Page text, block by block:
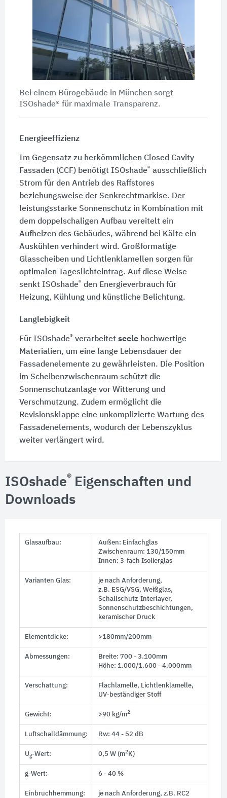
Bei einem Bürogebäude in München sorgt
ISOshade® für maximale Transparenz.
Energieeffizienz
Im Gegensatz zu herkömmlichen Closed Cavity
Fassaden (CCF) benötigt ISOshade® ausschließlich
Strom für den Antrieb des Raffstores
beziehungsweise der Senkrechtmarkise. Der
leistungsstarke Sonnenschutz in Kombination mit
dem doppelschaligen Aufbau vereitelt ein
Aufheizen des Gebäudes, während bei Kälte ein
Auskühlen verhindert wird. Großformatige
Glasscheiben und Lichtlenklamellen sorgen für
optimalen Tageslichteintrag. Auf diese Weise
senkt ISOshade® den Energieverbrauch für
Heizung, Kühlung und künstliche Belichtung.
Langlebigkeit
Für ISOshade® verarbeitet seelehochwertige
Materialien, um eine lange Lebensdauer der
Fassadenelemente zu gewährleisten. Die Position
im Scheibenzwischenraum schützt die
Sonnenschutzanlage vor Witterung und
Verschmutzung. Zudem ermöglicht die
Revisionsklappe eine unkomplizierte Wartung des
Fassadenelements, wodurch der Lebenszyklus
weiter verlängert wird.
ISOshade® Eigenschaften und
Downloads
Glasaufbau:
Außen: Einfachglas
Zwischenraum: 130/150mm
Innen: 3-fach Isolierglas
Varianten Glas:
je nach Anforderung,
z.B. ESG/VSG, Weißglas,
Schallschutz-Interlayer,
Sonnenschutzbeschichtungen,
keramischer Druck
Elementdicke: >180mm/200mm
Abmessungen:
Breite: 700 - 3.100mm
Höhe: 1.000/1.600 - 4.000mm
Verschattung:
Flachlamelle, Lichtlenklamelle,
UV-beständiger Stoff
Gewicht: >90 kg/m2
Luftschalldämmung: Rw: 44 - 52 dB
Ug-Wert: 0,5 W (m2K)
g-Wert: 6 - 40 %
Einbruchhemmung: je nach Anforderung, z.B. RC2